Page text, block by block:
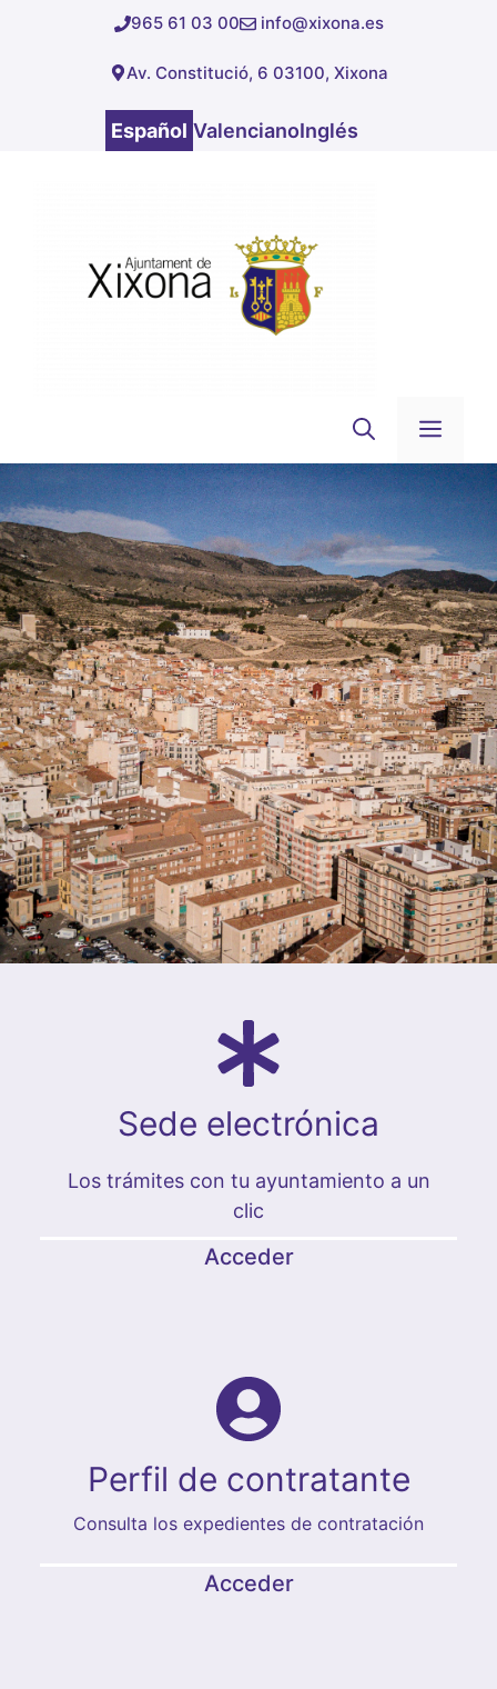
965 61 03 00 info@xixona.es
Av. Constitució, 6 03100, Xixona
Español ValencianoInglés
Sede electrónica
Los trámites con tu ayuntamiento a un
clic
Acceder
Perfil de contratante
Consulta los expedientes de contratación
Acceder